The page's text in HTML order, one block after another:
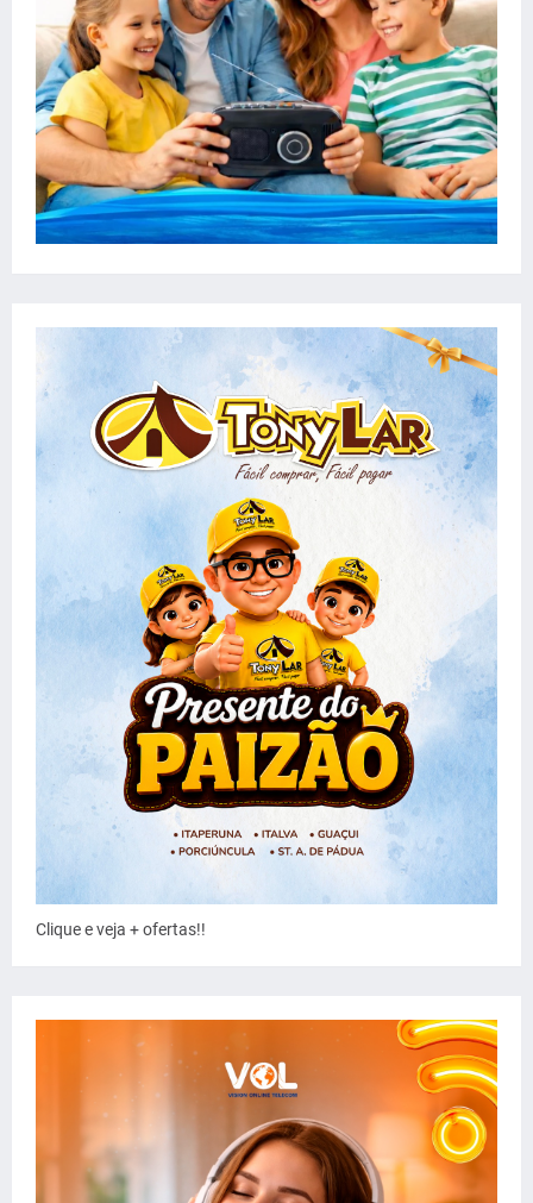
Clique e veja + ofertas!!